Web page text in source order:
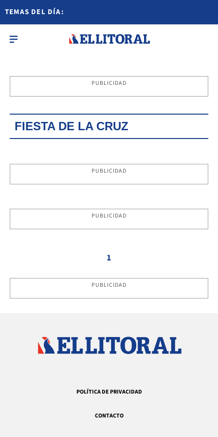
TEMAS DEL DÍA:
PUBLICIDAD
FIESTA DE LA CRUZ
PUBLICIDAD
PUBLICIDAD
1
PUBLICIDAD
POLÍTICA DE PRIVACIDAD
CONTACTO